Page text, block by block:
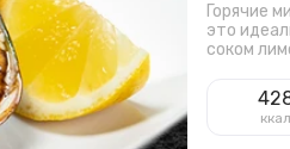
Горячие
это
соком
ккал